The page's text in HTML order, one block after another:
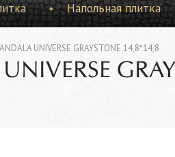
Напольная плитка
UNIVERSE GRAYSTONE 14,8*14,8